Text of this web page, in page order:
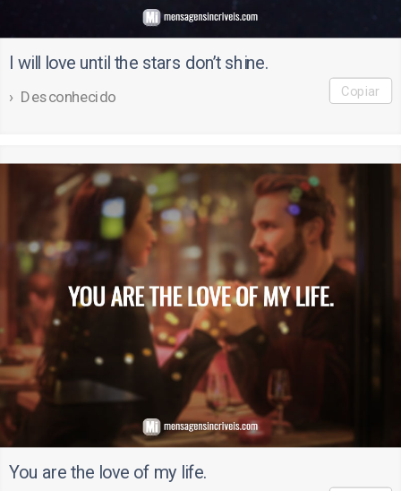
I will love until the stars don’t shine.
Desconhecido Copiar
You are the love of my life.